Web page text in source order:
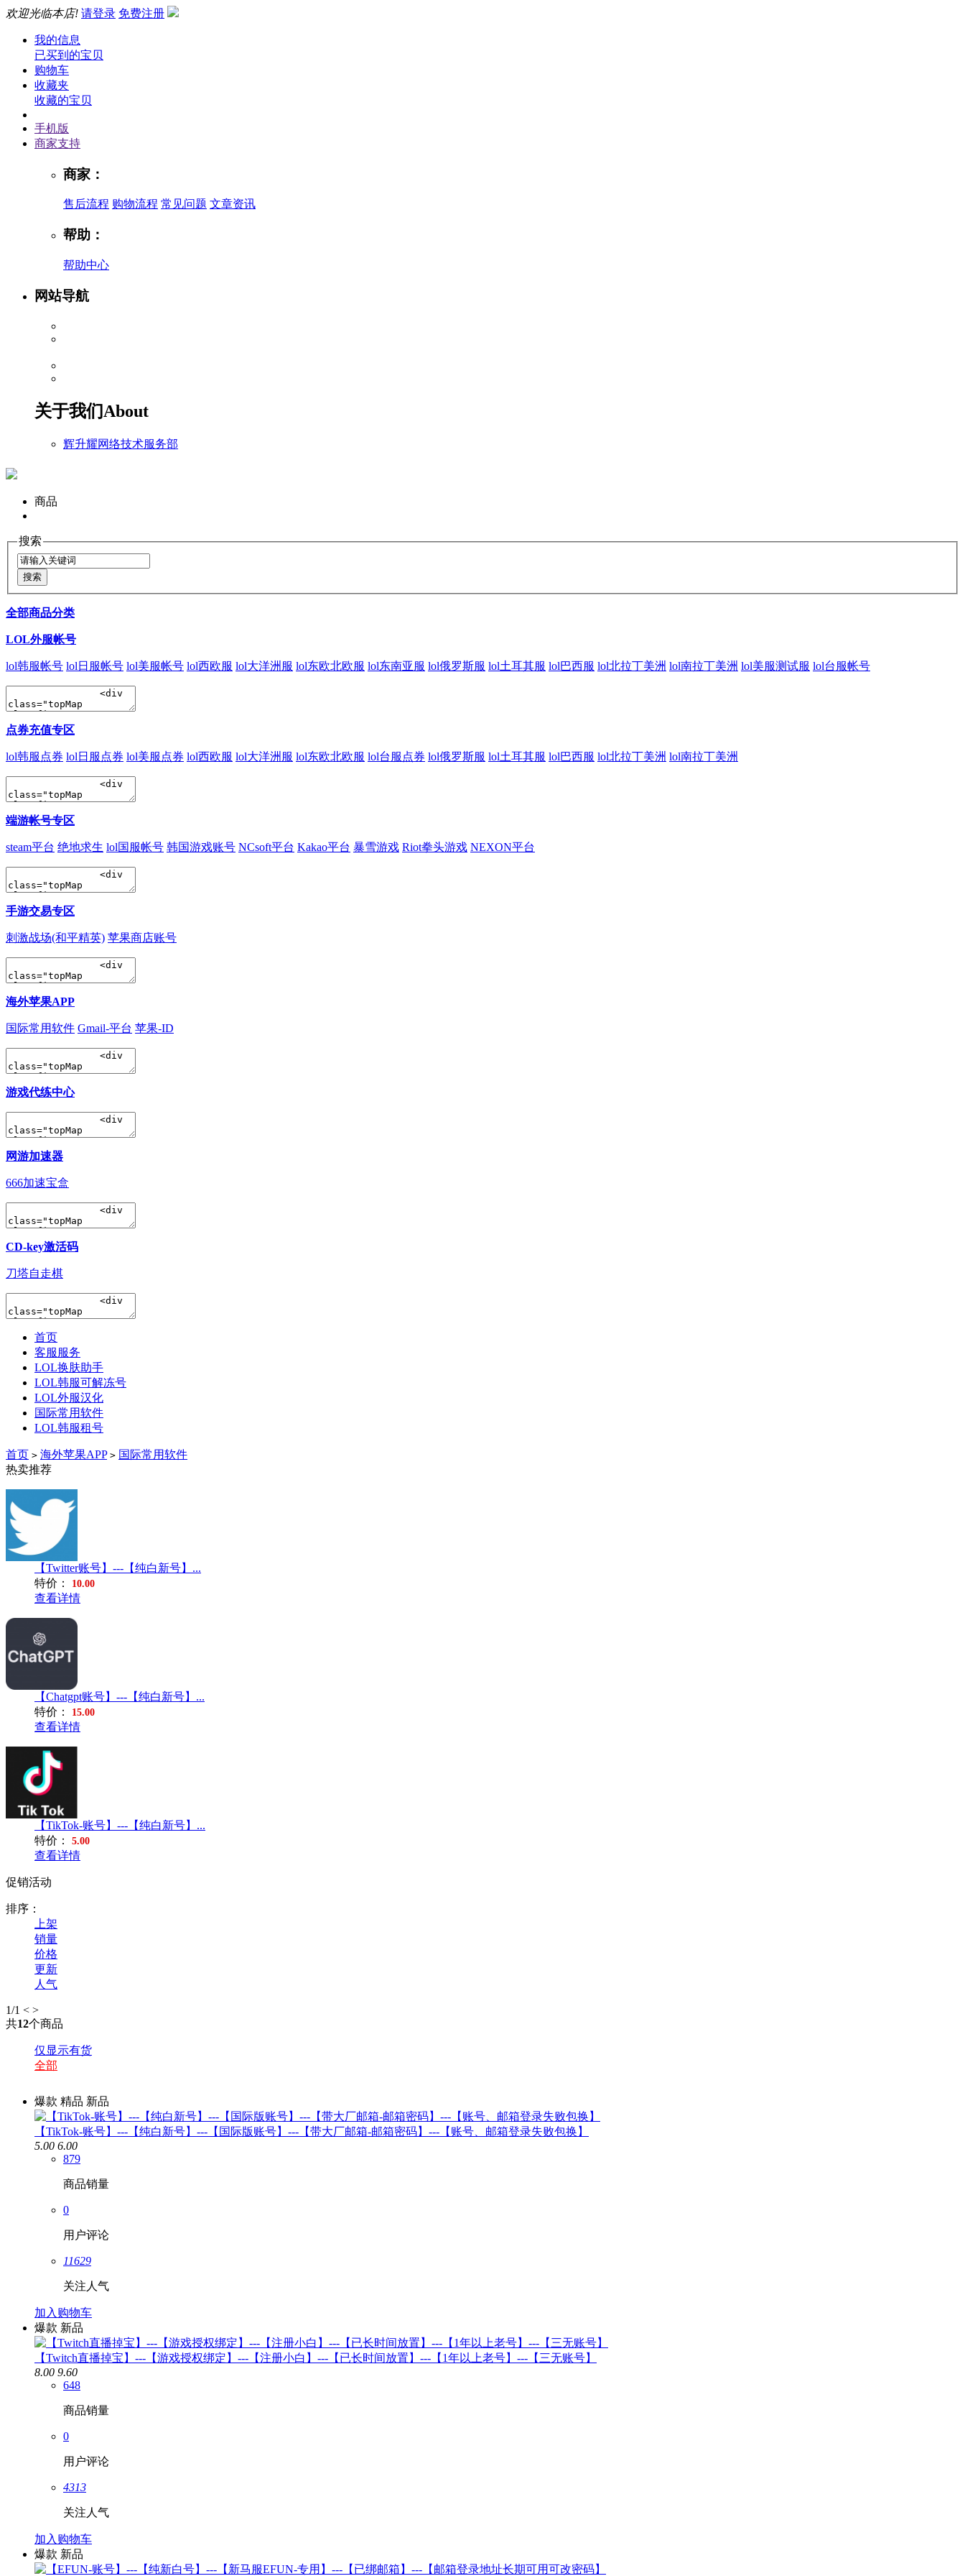
欢迎光临本店! 请登录 免费注册
我的信息
已买到的宝贝
购物车
收藏夹
收藏的宝贝
手机版
商家支持
商家：
售后流程 购物流程 常见问题 文章资讯
帮助：
帮助中心
网站导航
关于我们About
辉升耀网络技术服务部
商品
搜索
全部商品分类
LOL外服帐号
lol韩服帐号 lol日服帐号 lol美服帐号 lol西欧服 lol大洋洲服 lol东欧北欧服 lol东南亚服 lol俄罗斯服 lol土耳其服 lol巴西服 lol北拉丁美洲 lol南拉丁美洲 lol美服测试服 lol台服帐号
点券充值专区
lol韩服点券 lol日服点券 lol美服点券 lol西欧服 lol大洋洲服 lol东欧北欧服 lol台服点券 lol俄罗斯服 lol土耳其服 lol巴西服 lol北拉丁美洲 lol南拉丁美洲
端游帐号专区
steam平台 绝地求生 lol国服帐号 韩国游戏账号 NCsoft平台 Kakao平台 暴雪游戏 Riot拳头游戏 NEXON平台
手游交易专区
刺激战场(和平精英) 苹果商店账号
海外苹果APP
国际常用软件 Gmail-平台 苹果-ID
游戏代练中心
网游加速器
666加速宝盒
CD-key激活码
刀塔自走棋
首页
客服服务
LOL换肤助手
LOL韩服可解冻号
LOL外服汉化
国际常用软件
LOL韩服租号
首页 > 海外苹果APP > 国际常用软件
热卖推荐
【Twitter账号】---【纯白新号】...
特价：
10.00
查看详情
【Chatgpt账号】---【纯白新号】...
特价：
15.00
查看详情
【TikTok-账号】---【纯白新号】...
特价：
5.00
查看详情
促销活动
排序：
上架
销量
价格
更新
人气
1/1 < >
共12个商品
仅显示有货
全部
爆款 精品 新品
【TikTok-账号】---【纯白新号】---【国际版账号】---【带大厂邮箱-邮箱密码】---【账号、邮箱登录失败包换】
5.00 6.00
879
商品销量
0
用户评论
11629
关注人气
加入购物车
爆款 新品
【Twitch直播掉宝】---【游戏授权绑定】---【注册小白】---【已长时间放置】---【1年以上老号】---【三无账号】
8.00 9.60
648
商品销量
0
用户评论
4313
关注人气
加入购物车
爆款 新品